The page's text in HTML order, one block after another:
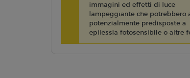
immagini ed effetti di luce
lampeggiante che potrebbero
potenzialmente predisposte a
epilessia fotosensibile o altre